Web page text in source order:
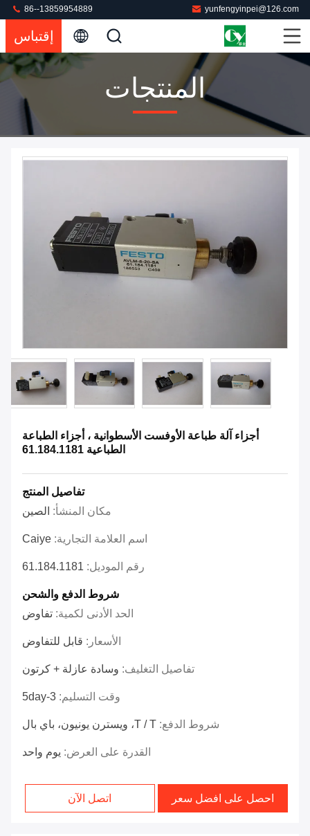
yunfengyinpei@126.com
86--13859954889
إقتباس
المنتجات
أجزاء آلة طباعة الأوفست الأسطوانية ، أجزاء الطباعة
الطباعية 61.184.1181
تفاصيل المنتج
مكان المنشأ: الصين
اسم العلامة التجارية: Caiye
رقم الموديل: 61.184.1181
شروط الدفع والشحن
الحد الأدنى لكمية: تفاوض
الأسعار: قابل للتفاوض
تفاصيل التغليف: وسادة عازلة + كرتون
وقت التسليم: 3-5day
شروط الدفع: T / T، ويسترن يونيون، باي بال
القدرة على العرض: يوم واحد
احصل على افضل سعر اتصل الآن